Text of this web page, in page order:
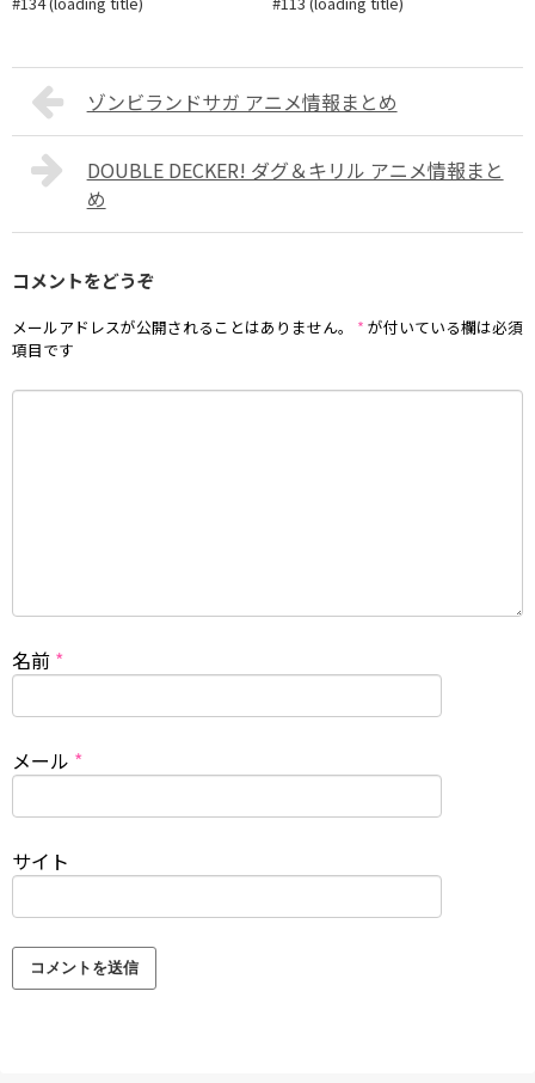
ゾンビランドサガ アニメ情報まとめ
DOUBLE DECKER! ダグ＆キリル アニメ情報まと
め
コメントをどうぞ
メールアドレスが公開されることはありません。 * が付いている欄は必須
項目です
名前 *
メール *
サイト